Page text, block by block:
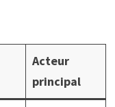
Acteur
principal